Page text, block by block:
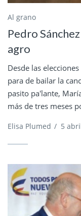
Al grano
Pedro
agro
Desde las
para de bailar la
pasito pa'lante,
más de tres meses
Elisa Plumed / 5